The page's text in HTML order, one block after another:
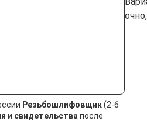
Резьбошлифовщик(2-6
и свидетельства после